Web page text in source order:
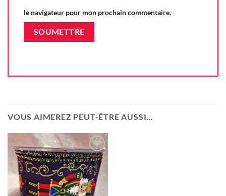
le navigateur pour mon prochain commentaire.
VOUS AIMEREZ PEUT-ÊTRE AUSSI…
Ajouter
à la liste
d'envie